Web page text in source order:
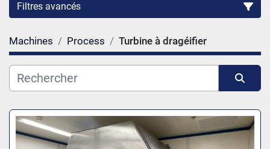
Filtres avancés
Catégorie
Fabricant
Machines Process Turbine à dragéifier